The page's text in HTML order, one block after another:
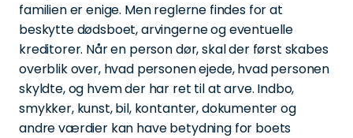
familien er enige. Men reglerne findes for at
beskytte dødsboet, arvingerne og eventuelle
kreditorer. Når en person dør, skal der først skabes
overblik over, hvad personen ejede, hvad personen
skyldte, og hvem der har ret til at arve. Indbo,
smykker, kunst, bil, kontanter, dokumenter og
andre værdier kan have betydning for boets